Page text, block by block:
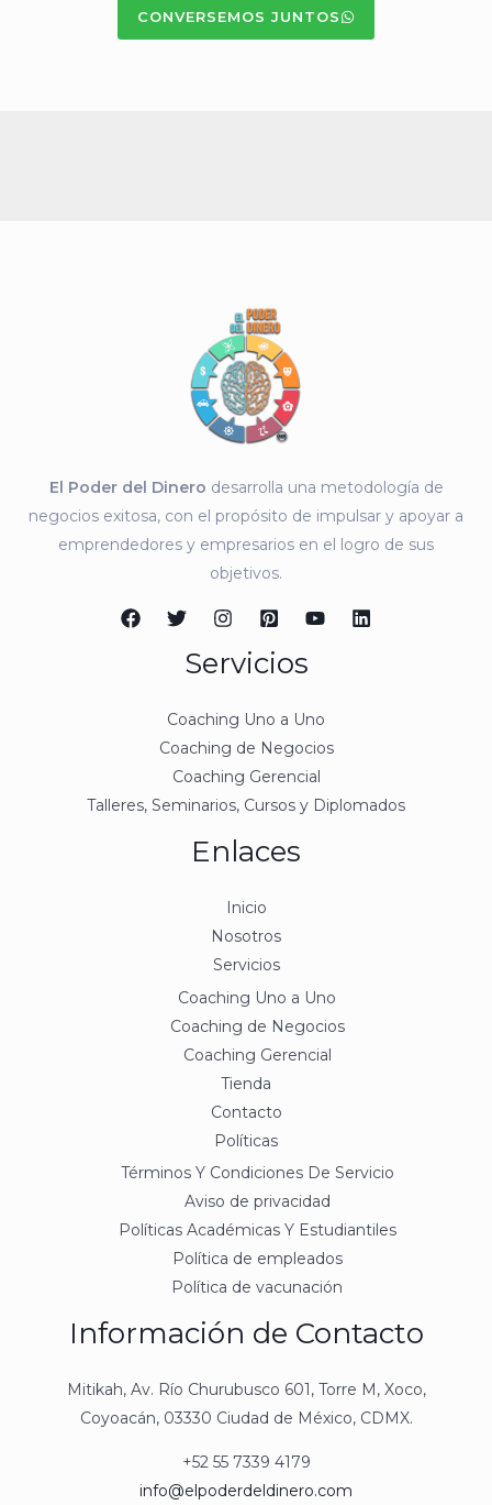
CONVERSEMOS JUNTOS
El Poder del Dinero desarrolla una metodología de
negocios exitosa, con el propósito de impulsar y apoyar a
emprendedores y empresarios en el logro de sus
objetivos.
Servicios
Coaching Uno a Uno
Coaching de Negocios
Coaching Gerencial
Talleres, Seminarios, Cursos y Diplomados
Enlaces
Inicio
Nosotros
Servicios
Coaching Uno a Uno
Coaching de Negocios
Coaching Gerencial
Tienda
Contacto
Políticas
Términos Y Condiciones De Servicio
Aviso de privacidad
Políticas Académicas Y Estudiantiles
Política de empleados
Política de vacunación
Información de Contacto
Mitikah, Av. Río Churubusco 601, Torre M, Xoco,
Coyoacán, 03330 Ciudad de México, CDMX.
+52 55 7339 4179
info@elpoderdeldinero.com